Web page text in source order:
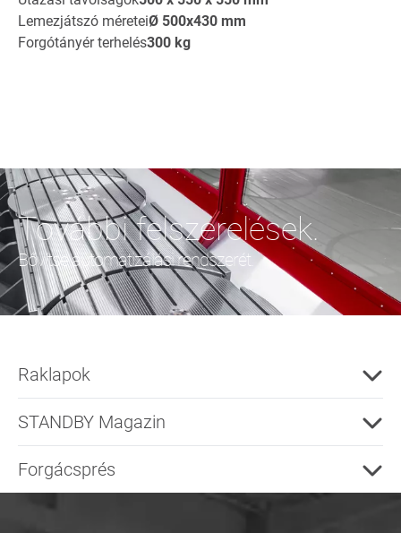
Lemezjátszó méreteiØ 500x430 mm
Forgótányér terhelés300 kg
További felszerelések.
Bővítse automatizálási rendszerét.
Raklapok
STANDBY Magazin
Forgácsprés